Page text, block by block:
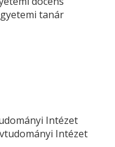
tanár
Intézet
Intézet